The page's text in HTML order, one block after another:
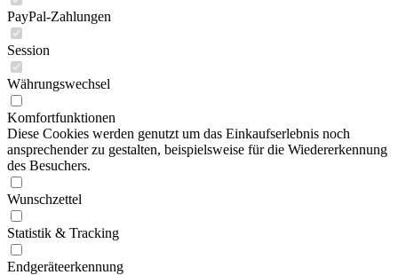
PayPal-Zahlungen
Session
Währungswechsel
Komfortfunktionen
Diese Cookies werden genutzt um das Einkaufserlebnis noch
ansprechender zu gestalten, beispielsweise für die Wiedererkennung
des Besuchers.
Wunschzettel
Statistik & Tracking
Endgeräteerkennung